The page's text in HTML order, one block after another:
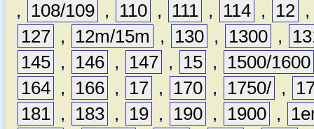
,
108/109 , 110 , 111 , 114 , 12
127 , 12m/15m , 130 , 1300 ,
145 , 146 , 147 , 15 ,
1500/1600
164 , 166 , 17 , 170 , 1750/ ,
181 , 183 , 19 , 190 , 1900 ,